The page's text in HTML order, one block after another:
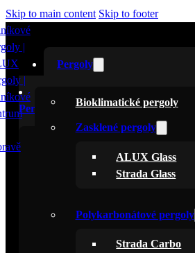
Skip to main content Skip to footer
Pergoly
Bioklimatické pergoly
Zasklené pergoly
ALUX Glass
Strada Glass
Polykarbonátové pergoly
Strada Carbo
Pergoly
Zasklené pergoly
Strada Glass